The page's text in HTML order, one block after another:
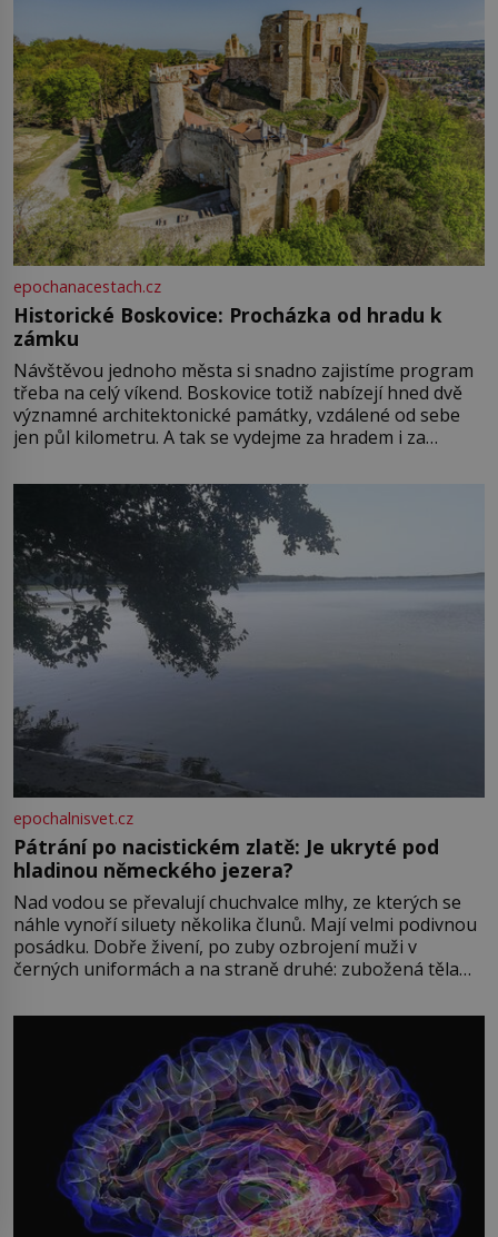
epochanacestach.cz
Historické Boskovice: Procházka od hradu k
zámku
Návštěvou jednoho města si snadno zajistíme program
třeba na celý víkend. Boskovice totiž nabízejí hned dvě
významné architektonické památky, vzdálené od sebe
jen půl kilometru. A tak se vydejme za hradem i za
Boskovice na okraji Drahanské vrchoviny vznikla někdy
ve13. století, a už v roce 1313 kronikáři zaznamenali
epochalnisvet.cz
Pátrání po nacistickém zlatě: Je ukryté pod
hladinou německého jezera?
Nad vodou se převalují chuchvalce mlhy, ze kterých se
náhle vynoří siluety několika člunů. Mají velmi podivnou
posádku. Dobře živení, po zuby ozbrojení muži v
černých uniformách a na straně druhé: zubožená těla
přízračná scéna znamená? Je jaro roku 1945, druhá
světová válka se chýlí ke konci. Jezero Stolpsee